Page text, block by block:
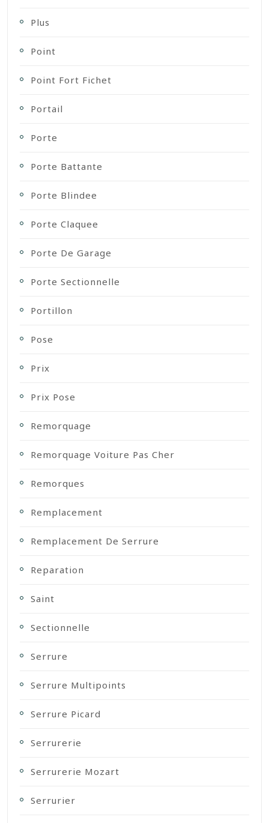
Plus
Point
Point Fort Fichet
Portail
Porte
Porte Battante
Porte Blindee
Porte Claquee
Porte De Garage
Porte Sectionnelle
Portillon
Pose
Prix
Prix Pose
Remorquage
Remorquage Voiture Pas Cher
Remorques
Remplacement
Remplacement De Serrure
Reparation
Saint
Sectionnelle
Serrure
Serrure Multipoints
Serrure Picard
Serrurerie
Serrurerie Mozart
Serrurier